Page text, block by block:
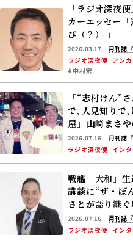
「ラジオ深夜
カーエッセー
び（？） 」
2026.03.17
月刊誌
ラジオ深夜便 アン
#中村宏
「“志村けん”
で､人見知りで
屋」――山崎まさ
芸人)が付き人
5年の日々を語
2026.07.16
月刊誌
ラジオ深夜便 イン
戦艦「大和」
講談に――“ザ・
さとが語り継
2026.07.16
月刊誌
ラジオ深夜便 イン